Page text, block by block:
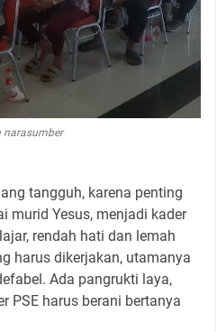
narasumber
tangguh, karena penting
murid Yesus, menjadi kader
rendah hati dan lemah
harus dikerjakan, utamanya
Ada pangrukti laya,
PSE harus berani bertanya